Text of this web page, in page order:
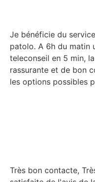
Je bénéficie du
patolo. A 6h du matin
teleconseil en 5 min,
rassurante et de bon
les options possibles
Très bon contacte,